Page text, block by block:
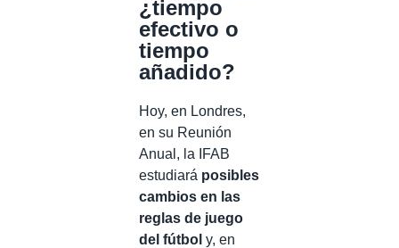
¿tiempo
efectivo o
tiempo
añadido?
Hoy, en Londres,
en su Reunión
Anual, la IFAB
estudiará posibles
cambios en las
reglas de juego
del fútbol y, en